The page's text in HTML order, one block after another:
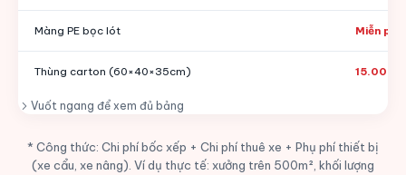
Màng PE bọc lót Miễn phí
Thùng carton (60×40×35cm)
Vuốt ngang để xem đủ bảng
* Công thức: Chi phí bốc xếp + Chi phí thuê xe + Phụ phí thiết bị
(xe cẩu, xe nâng). Ví dụ thực tế: xưởng trên 500m², khối lượng